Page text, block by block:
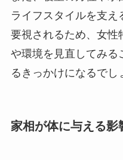
ライフスタイルを支
要視されるため、女性
や環境を見直してみる
るきっかけになるでし
家相が体に与える影